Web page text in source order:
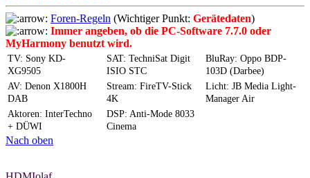
Foren-Regeln (Wichtiger Punkt: Gerätedaten)
Immer angeben, ob die PC-Software 7.7.0 oder
MyHarmony benutzt wird.
TV: Sony KD-
XG9505
SAT: TechniSat Digit
ISIO STC
BluRay: Oppo BDP-
103D (Darbee)
AV: Denon X1800H
DAB
Stream: FireTV-Stick
4K
Licht: JB Media Light-
Manager Air
Aktoren: InterTechno
+ DÜWI
DSP: Anti-Mode 8033
Cinema
Nach oben